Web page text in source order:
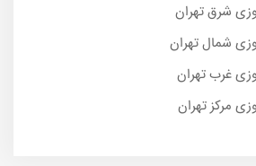
شرق تهران
شمال تهران
غرب تهران
مرکز تهران